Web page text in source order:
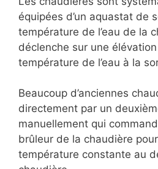
équipées d’un aquastat de
température de l’eau de la
déclenche sur une
température de l’eau à la
Beaucoup d’anciennes
directement par un
manuellement qui
brûleur de la chaudière
température constante au